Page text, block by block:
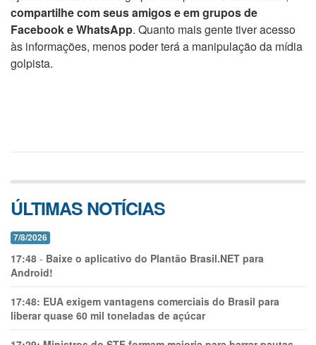
compartilhe com seus amigos e em grupos de
Facebook e WhatsApp. Quanto mais gente tiver acesso
às informações, menos poder terá a manipulação da mídia
golpista.
ÚLTIMAS NOTÍCIAS
7/8/2026
17:48 - Baixe o aplicativo do Plantão Brasil.NET para
Android!
17:48: EUA exigem vantagens comerciais do Brasil para
liberar quase 60 mil toneladas de açúcar